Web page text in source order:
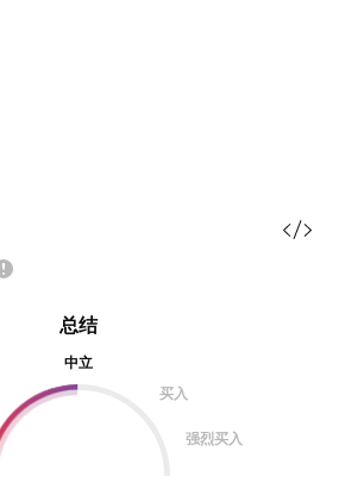
总结
中立
买入
强烈买入